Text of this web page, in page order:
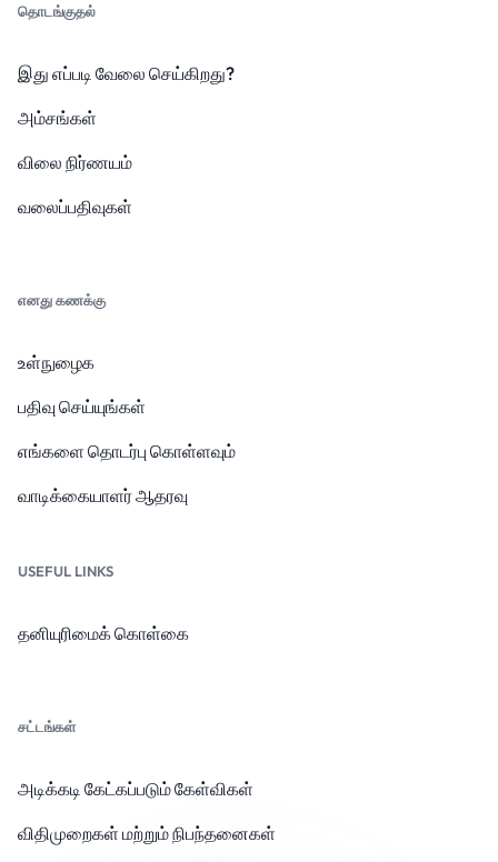
தொடங்குதல்
இது எப்படி வேலை செய்கிறது?
அம்சங்கள்
விலை நிர்ணயம்
வலைப்பதிவுகள்
எனது கணக்கு
உள்நுழைக
பதிவு செய்யுங்கள்
எங்களை தொடர்பு கொள்ளவும்
வாடிக்கையாளர் ஆதரவு
USEFUL LINKS
தனியுரிமைக் கொள்கை
சட்டங்கள்
அடிக்கடி கேட்கப்படும் கேள்விகள்
விதிமுறைகள் மற்றும் நிபந்தனைகள்